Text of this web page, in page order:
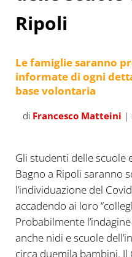
Ripoli
Le famiglie saranno
informate di ogni
base volontaria
di Francesco Matteini |
Gli studenti delle scuole
Bagno a Ripoli saranno
l’individuazione del
accadendo ai loro
Probabilmente
anche nidi e scuole
circa duemila bambini.